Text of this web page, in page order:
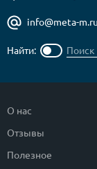
info@meta-m.ru
Найти:
О нас
Отзывы
Полезное